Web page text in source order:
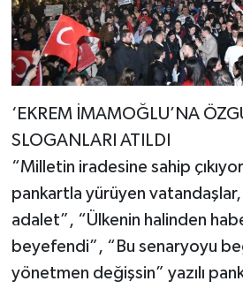
‘EKREM İMAMOĞLU’NA
SLOGANLARI ATILDI
“Milletin iradesine sahip
pankartla yürüyen
adalet”, “Ülkenin halinden
beyefendi”, “Bu senaryoyu
yönetmen değişsin” yazılı